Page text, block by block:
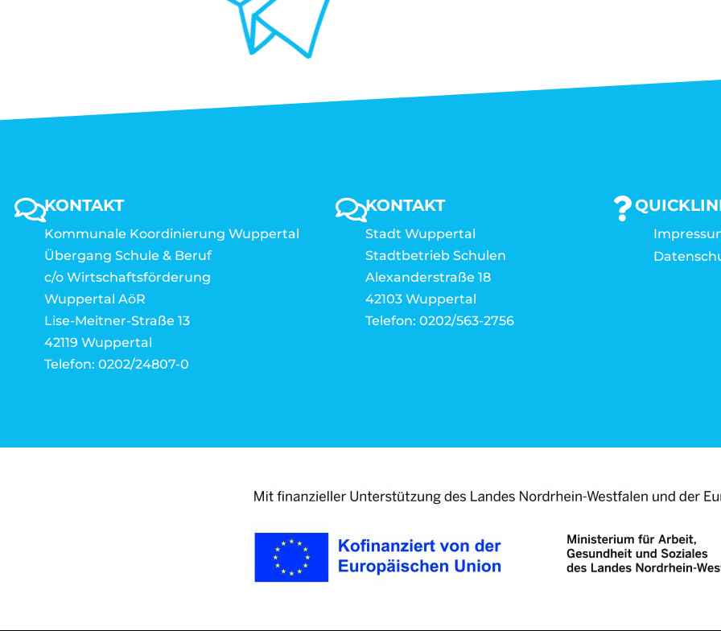
KONTAKT
Kommunale Koordinierung Wuppertal
Übergang Schule & Beruf
c/o Wirtschaftsförderung
Wuppertal AöR
Lise-Meitner-Straße 13
42119 Wuppertal
Telefon: 0202/24807-0
KONTAKT
Stadt Wuppertal
Stadtbetrieb Schulen
Alexanderstraße 18
42103 Wuppertal
Telefon: 0202/563-2756